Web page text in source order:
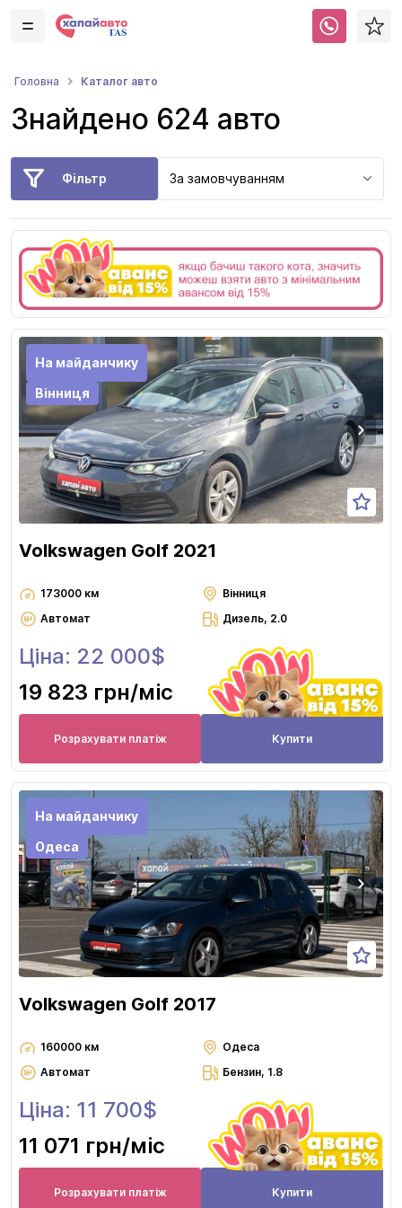
Головна Каталог авто
Знайдено 624 авто
Фільтр За замовчуванням
На майданчику
Вінниця
Volkswagen Golf 2021
173000 км
Вінниця
Автомат
Дизель, 2.0
Ціна: 22 000$
19 823 грн/міс
Розрахувати платіж Купити
На майданчику
Одеса
Volkswagen Golf 2017
160000 км
Одеса
Автомат
Бензин, 1.8
Ціна: 11 700$
11 071 грн/міс
Розрахувати платіж Купити